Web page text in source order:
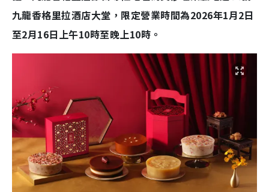
九龍香格里拉酒店大堂，限定營業時間為2026年1月2日
至2月16日上午10時至晚上10時。